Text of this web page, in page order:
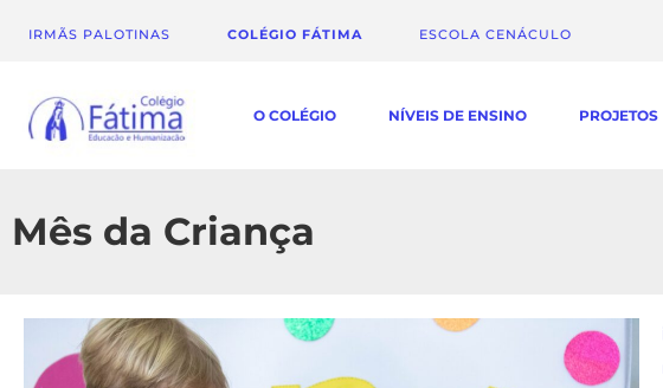
IRMÃS PALOTINAS COLÉGIO FÁTIMA ESCOLA CENÁCULO
O COLÉGIO NÍVEIS DE ENSINO PROJETOS
Mês da Criança